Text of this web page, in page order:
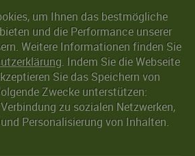
um Ihnen das bestmögliche
und die Performance unserer
Weitere Informationen finden Sie
. Indem Sie die Webseite
Sie das Speichern von
Zwecke unterstützen:
zu sozialen Netzwerken,
Personalisierung von Inhalten.